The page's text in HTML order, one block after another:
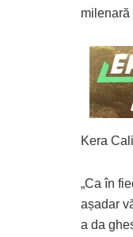
Kera
„Ca în
așadar
a da